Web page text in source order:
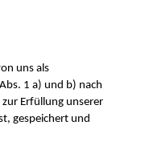
uns als
1 a) und b) nach
Erfüllung unserer
gespeichert und